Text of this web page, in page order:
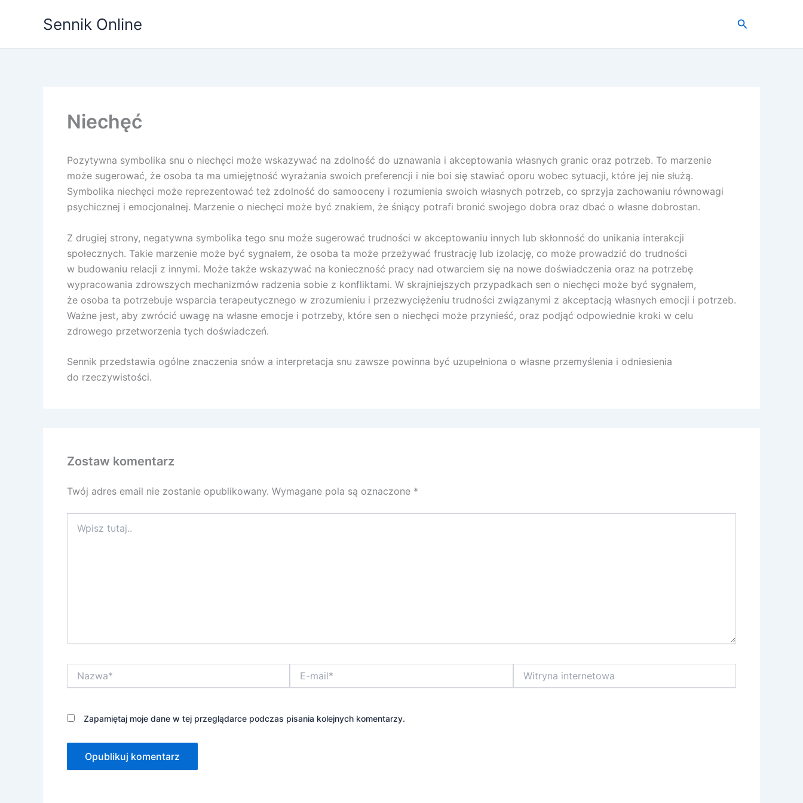
Sennik Online Szukaj
Niechęć
Pozytywna symbolika snu o niechęci może wskazywać na zdolność do uznawania i akceptowania własnych granic oraz potrzeb. To marzenie
może sugerować, że osoba ta ma umiejętność wyrażania swoich preferencji i nie boi się stawiać oporu wobec sytuacji, które jej nie służą.
Symbolika niechęci może reprezentować też zdolność do samooceny i rozumienia swoich własnych potrzeb, co sprzyja zachowaniu równowagi
psychicznej i emocjonalnej. Marzenie o niechęci może być znakiem, że śniący potrafi bronić swojego dobra oraz dbać o własne dobrostan.
Z drugiej strony, negatywna symbolika tego snu może sugerować trudności w akceptowaniu innych lub skłonność do unikania interakcji
społecznych. Takie marzenie może być sygnałem, że osoba ta może przeżywać frustrację lub izolację, co może prowadzić do trudności
w budowaniu relacji z innymi. Może także wskazywać na konieczność pracy nad otwarciem się na nowe doświadczenia oraz na potrzebę
wypracowania zdrowszych mechanizmów radzenia sobie z konfliktami. W skrajniejszych przypadkach sen o niechęci może być sygnałem,
że osoba ta potrzebuje wsparcia terapeutycznego w zrozumieniu i przezwyciężeniu trudności związanymi z akceptacją własnych emocji i potrzeb.
Ważne jest, aby zwrócić uwagę na własne emocje i potrzeby, które sen o niechęci może przynieść, oraz podjąć odpowiednie kroki w celu
zdrowego przetworzenia tych doświadczeń.
Sennik przedstawia ogólne znaczenia snów a interpretacja snu zawsze powinna być uzupełniona o własne przemyślenia i odniesienia
do rzeczywistości.
Zostaw komentarz
Twój adres email nie zostanie opublikowany. Wymagane pola są oznaczone *
tutaj..
mail*
internetowa
Zapamiętaj moje dane w tej przeglądarce podczas pisania kolejnych komentarzy.